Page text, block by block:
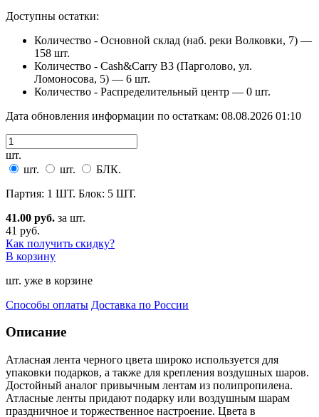
Доступны остатки:
Количество - Основной склад (наб. реки Волковки, 7) —
158 шт.
Количество - Cash&Carry B3 (Парголово, ул.
Ломоносова, 5) — 6 шт.
Количество - Распределительный центр — 0 шт.
Дата обновления информации по остаткам: 08.08.2026 01:10
шт.
шт.
шт.
БЛК.
Партия: 1 ШТ. Блок: 5 ШТ.
41.00 руб. за шт.
41 руб.
Как получить скидку?
В корзину
шт. уже в корзине
Способы оплаты Доставка по России
Описание
Атласная лента черного цвета широко используется для
упаковки подарков, а также для крепления воздушных шаров.
Достойный аналог привычным лентам из полипропилена.
Атласные ленты придают подарку или воздушным шарам
праздничное и торжественное настроение. Цвета в